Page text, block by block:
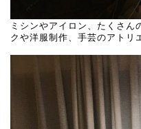
ミシンやアイロン、たくさん
クや洋服制作、手芸のアトリ